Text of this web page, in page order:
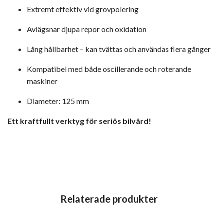
Extremt effektiv vid grovpolering
Avlägsnar djupa repor och oxidation
Lång hållbarhet – kan tvättas och användas flera gånger
Kompatibel med både oscillerande och roterande
maskiner
Diameter: 125 mm
Ett kraftfullt verktyg för seriös bilvård!